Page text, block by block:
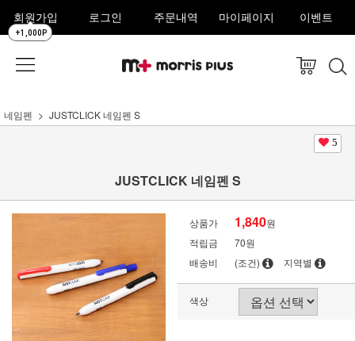
회원가입
+1,000P
로그인 주문내역 마이페이지 이벤트
네임펜 JUSTCLICK 네임펜 S
5
JUSTCLICK 네임펜 S
상품가 1,840원
적립금
70원
배송비
(조건) 지역별
색상